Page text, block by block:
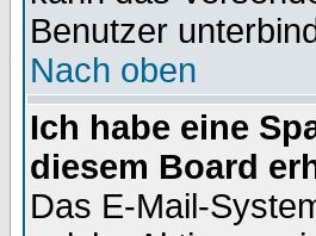
Benutzer
Nach oben
Ich habe eine
diesem Board
Das E-Mail-